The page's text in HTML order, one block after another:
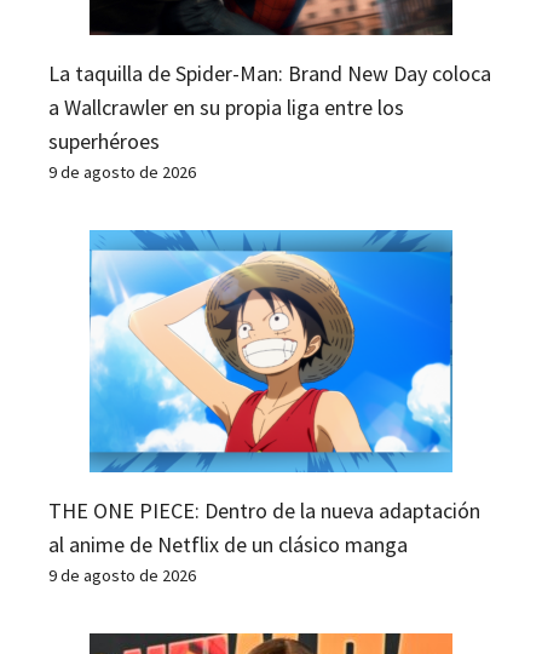
La taquilla de Spider-Man: Brand New Day coloca
a Wallcrawler en su propia liga entre los
superhéroes
9 de agosto de 2026
THE ONE PIECE: Dentro de la nueva adaptación
al anime de Netflix de un clásico manga
9 de agosto de 2026